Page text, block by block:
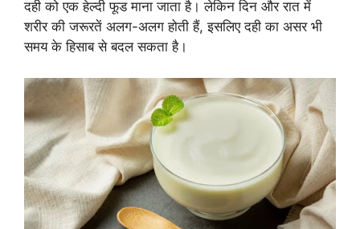
दही को एक हेल्दी फूड माना जाता है। लेकिन दिन और रात में
शरीर की जरूरतें अलग-अलग होती हैं, इसलिए दही का असर भी
समय के हिसाब से बदल सकता है।